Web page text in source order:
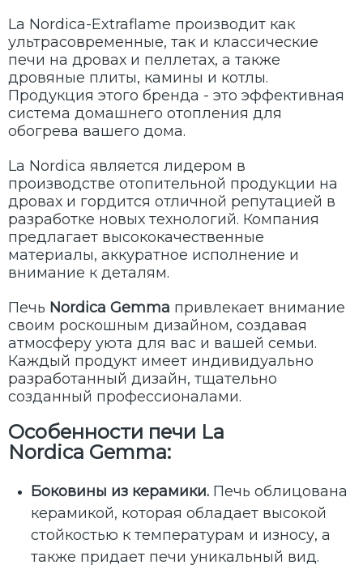
La Nordica-Extraflame производит как
ультрасовременные, так и классические
печи на дровах и пеллетах, а также
дровяные плиты, камины и котлы.
Продукция этого бренда - это эффективная
система домашнего отопления для
обогрева вашего дома.
La Nordica является лидером в
производстве отопительной продукции на
дровах и гордится отличной репутацией в
разработке новых технологий. Компания
предлагает высококачественные
материалы, аккуратное исполнение и
внимание к деталям.
Печь Nordica Gemma привлекает внимание
своим роскошным дизайном, создавая
атмосферу уюта для вас и вашей семьи.
Каждый продукт имеет индивидуально
разработанный дизайн, тщательно
созданный профессионалами.
Особенности печи La
Nordica Gemma:
Боковины из керамики. Печь облицована
керамикой, которая обладает высокой
стойкостью к температурам и износу, а
также придает печи уникальный вид.